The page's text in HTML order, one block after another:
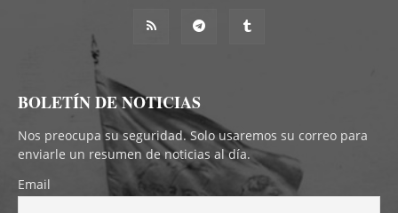
BOLETÍN DE NOTICIAS
Nos preocupa su seguridad. Solo usaremos su correo para
enviarle un resumen de noticias al día.
Email